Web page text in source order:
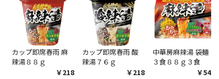
カップ即席春雨 麻
辣湯８８ｇ
￥218
カップ即席春雨 酸
辣湯７６ｇ
￥218
中華房麻辣湯 袋麺
３食８８ｇ３食
￥548